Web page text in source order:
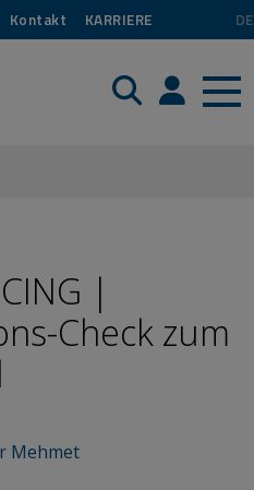
Kontakt KARRIERE DE
Suche Login /
|
Check zum
Mehmet